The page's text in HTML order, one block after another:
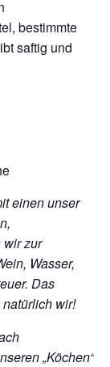
bestimmte
saftig und
einen unser
wir zur
Wasser,
Das
wir!
„Köchen“